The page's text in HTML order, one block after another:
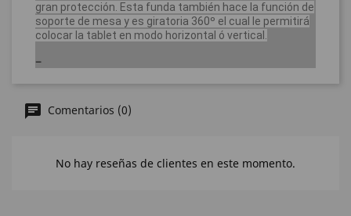
gran protección. Esta funda también hace la función de
soporte de mesa y es giratoria 360º el cual le permitirá
colocar la tablet en modo horizontal ó vertical.
Comentarios (0)
No hay reseñas de clientes en este momento.